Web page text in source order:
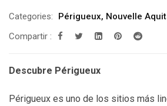
Categories: Périgueux, Nouvelle
Compartir :
Descubre Périgueux
Périgueux es uno de los sitios más